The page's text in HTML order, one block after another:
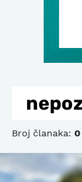
Broj članaka: 0